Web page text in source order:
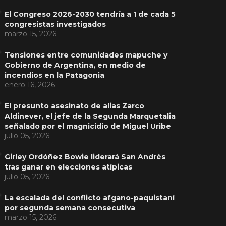
El Congreso 2026-2030 tendría a 1 de cada 5
congresistas investigados
marzo 15, 2026
Tensiones entre comunidades mapuche y
Gobierno de Argentina, en medio de
incendios en la Patagonia
enero 16, 2026
El presunto asesinato de alias Zarco
Aldinever, el jefe de la Segunda Marquetalia
señalado por el magnicidio de Miguel Uribe
julio 05, 2026
Girley Ordóñez Bowie liderará San Andrés
tras ganar en elecciones atípicas
julio 05, 2026
La escalada del conflicto afgano-paquistaní
por segunda semana consecutiva
marzo 15, 2026